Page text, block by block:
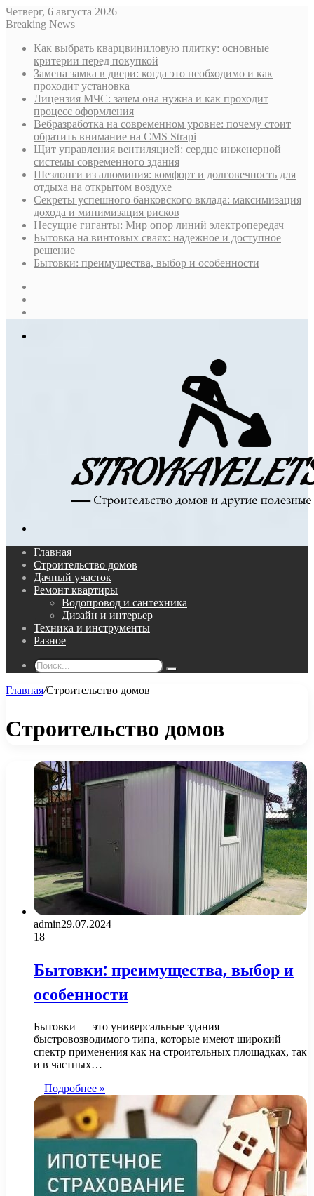
Четверг, 6 августа 2026
Breaking News
Как выбрать кварцвиниловую плитку: основные
критерии перед покупкой
Замена замка в двери: когда это необходимо и как
проходит установка
Лицензия МЧС: зачем она нужна и как проходит
процесс оформления
Вебразработка на современном уровне: почему стоит
обратить внимание на CMS Strapi
Щит управления вентиляцией: сердце инженерной
системы современного здания
Шезлонги из алюминия: комфорт и долговечность для
отдыха на открытом воздухе
Секреты успешного банковского вклада: максимизация
дохода и минимизация рисков
Несущие гиганты: Мир опор линий электропередач
Бытовка на винтовых сваях: надежное и доступное
решение
Бытовки: преимущества, выбор и особенности
Главная
Строительство домов
Дачный участок
Ремонт квартиры
Водопровод и сантехника
Дизайн и интерьер
Техника и инструменты
Разное
Поиск...
Главная/Строительство домов
Строительство домов
admin29.07.2024
18
Бытовки: преимущества, выбор и
особенности
Бытовки — это универсальные здания
быстровозводимого типа, которые имеют широкий
спектр применения как на строительных площадках, так
и в частных…
Подробнее »